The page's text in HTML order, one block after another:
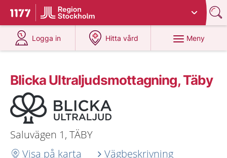
Till startsidan för 1177
Du har valt region
Logga in
på 1177.se
Hitta vård
på 1177.se
Meny
Blicka Ultraljudsmottagning, Täby
Saluvägen 1, TÄBY
Visa på karta
Vägbeskrivning